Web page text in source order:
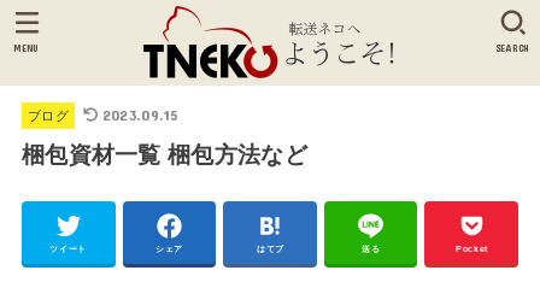
SEARCH
MENU
ブログ 2023.09.15
梱包資材一覧 梱包方法など
ツイート シェア はてブ 送る Pocket